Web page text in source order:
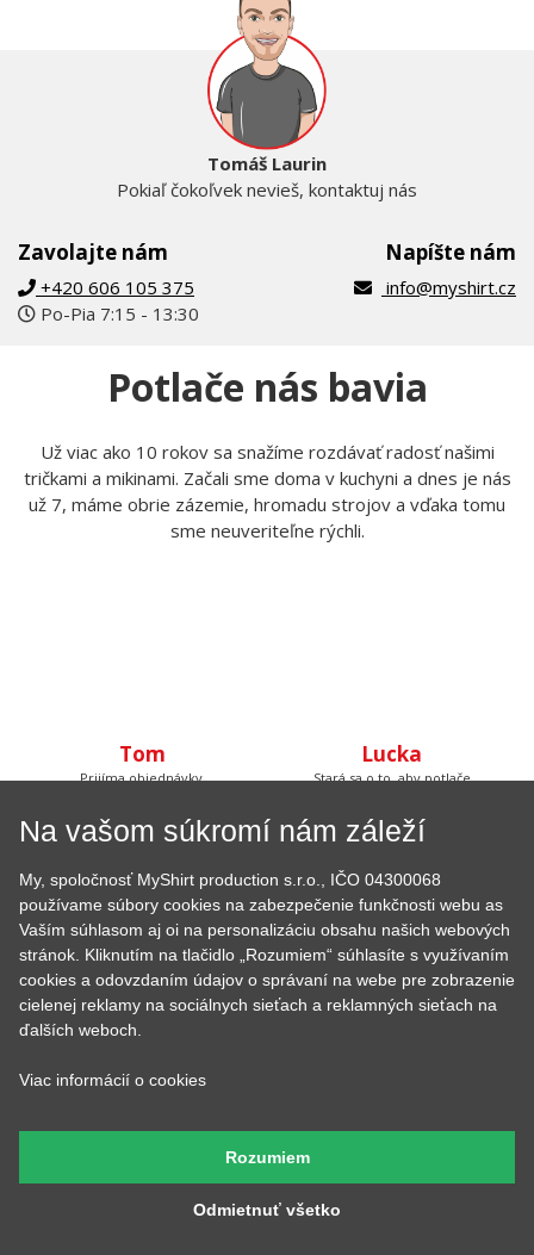
Zavolajte nám
+420 606 105 375
Po-Pia 7:15 - 13:30
Tomáš Laurin
Pokiaľ čokoľvek nevieš, kontaktuj nás
Napíšte nám
info@myshirt.cz
Potlače nás bavia
Už viac ako 10 rokov sa snažíme rozdávať radosť našimi
tričkami a mikinami. Začali sme doma v kuchyni a dnes je nás
už 7, máme obrie zázemie, hromadu strojov a vďaka tomu
sme neuveriteľne rýchli.
Tom
Prijíma objednávky,
všetko čo má byť a keď
budete volať, bude na
väčšinu potlačí a grafík
Lucka
Stará sa o to, aby potlače
nažehlené a keď nemá čo
žehliť, tak pripravuje
vyberať.
Petr
Má na starosť naše tri
farebnú potlač, tak ju
vyrábal práve Peter, so
a za zvuku tvrdej rockovej
Andrejka
potlačou.
Na vašom súkromí nám záleží
My, spoločnosť MyShirt production s.r.o., IČO 04300068
používame súbory cookies na zabezpečenie funkčnosti webu as
Vaším súhlasom aj oi na personalizáciu obsahu našich webových
stránok. Kliknutím na tlačidlo „Rozumiem“ súhlasíte s využívaním
cookies a odovzdaním údajov o správaní na webe pre zobrazenie
cielenej reklamy na sociálnych sieťach a reklamných sieťach na
ďalších weboch.
Viac informácií o cookies
Odmietnuť všetko
Rozumiem